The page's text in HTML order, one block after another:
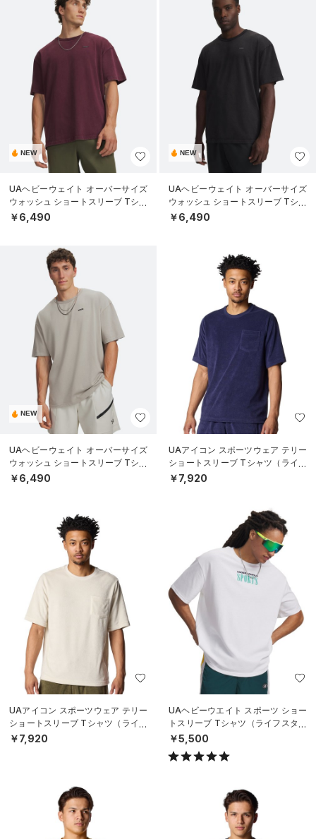
NEW
UAヘビーウェイト オーバーサイズ
ウォッシュ ショートスリーブ Tシャ
ツ（ライフスタイル/MEN）
￥6,490
NEW
UAヘビーウェイト オーバーサイズ
ウォッシュ ショートスリーブ Tシャ
ツ（ライフスタイル/MEN）
￥6,490
NEW
UAヘビーウェイト オーバーサイズ
ウォッシュ ショートスリーブ Tシャ
ツ（ライフスタイル/MEN）
￥6,490
UAアイコン スポーツウェア テリー
ショートスリーブ Tシャツ（ライフ
スタイル/MEN）
￥7,920
UAアイコン スポーツウェア テリー
ショートスリーブ Tシャツ（ライフ
スタイル/MEN）
￥7,920
UAヘビーウエイト スポーツ ショー
トスリーブ Tシャツ（ライフスタイ
ル/MEN）
￥5,500